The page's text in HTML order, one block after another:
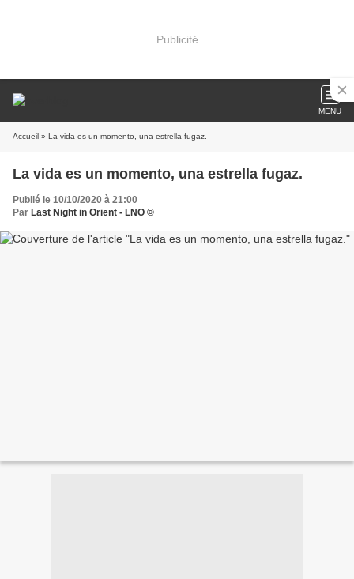
Publicité
MENU
Accueil » La vida es un momento, una estrella fugaz.
La vida es un momento, una estrella fugaz.
Publié le 10/10/2020 à 21:00
Par Last Night in Orient - LNO ©